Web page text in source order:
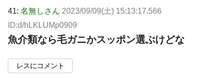
41: 名無しさん 2023/09/09(土) 15:13:17.566
ID:d/hLKLUMp0909
魚介類なら毛ガニかスッポン選ぶけどな
レスにコメント